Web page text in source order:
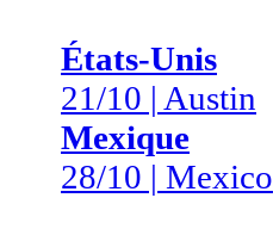
États-Unis
21/10 | Austin
Mexique
28/10 | Mexico